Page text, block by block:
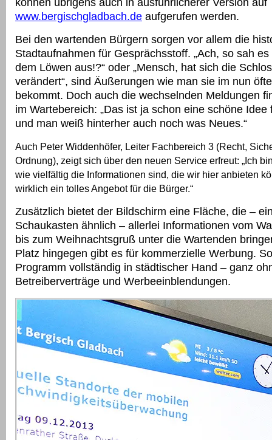
können übrigens auch in ausführlicherer Version auf
www.bergischgladbach.de aufgerufen werden.
Bei den wartenden Bürgern sorgen vor allem die
Stadtaufnahmen für Gesprächsstoff. „Ach, so sah
dem Löwen aus!?“ oder „Mensch, hat sich die
verändert“, sind Äußerungen wie man sie im nun
bekommt. Doch auch die wechselnden Meldungen
im Wartebereich: „Das ist ja schon eine schöne Idee
und man weiß hinterher auch noch was Neues.“
Auch Peter Widdenhöfer, Leiter Fachbereich 3 (Recht,
Ordnung), zeigt sich über den neuen Service erfreut: „Ich
wie vielfältig die Informationen sind, die wir hier anbieten
wirklich ein tolles Angebot für die Bürger.“
Zusätzlich bietet der Bildschirm eine Fläche, die –
Schaukasten ähnlich – allerlei Informationen vom
bis zum Weihnachtsgruß unter die Wartenden
Platz hingegen gibt es für kommerzielle Werbung.
Programm vollständig in städtischer Hand – ganz
Betreiberverträge und Werbeeinblendungen.